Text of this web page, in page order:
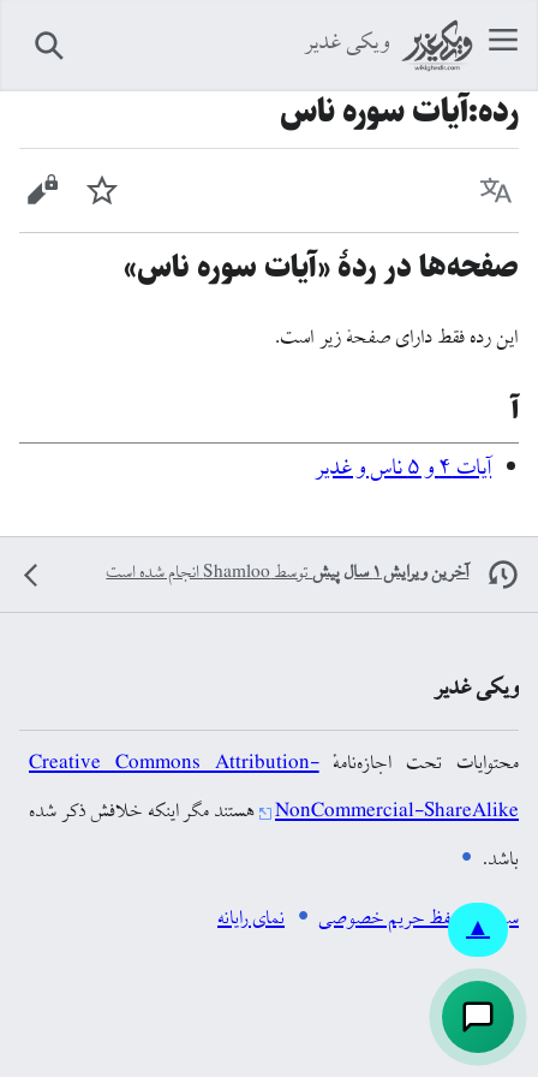
ویکی غدیر
رده:آیات سوره ناس
زبان پیگیری
صفحه‌ها در ردهٔ «آیات سوره ناس»
این رده فقط دارای صفحهٔ زیر است.
آ
آيات ۴ و ۵ ناس و غدیر
▲
آخرین ویرایش ۱ سال پیش توسطShamlooانجام شده است
ویکی غدیر
محتوایات تحت اجازه‌نامهٔCreative Commons Attribution-
NonCommercial-ShareAlike هستند مگر اینکه خلافش ذکر شده
باشد.
سیاست حفظ حریم خصوصی
نمای رایانه